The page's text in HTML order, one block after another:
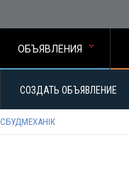
ОБЪЯВЛЕНИЯ
СОЗДАТЬ ОБЪЯВЛЕНИЕ